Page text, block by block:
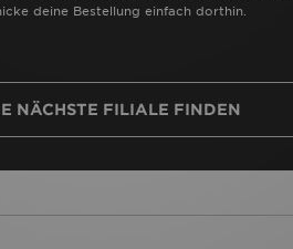
deine Bestellung einfach dorthin.
NÄCHSTE FILIALE FINDEN